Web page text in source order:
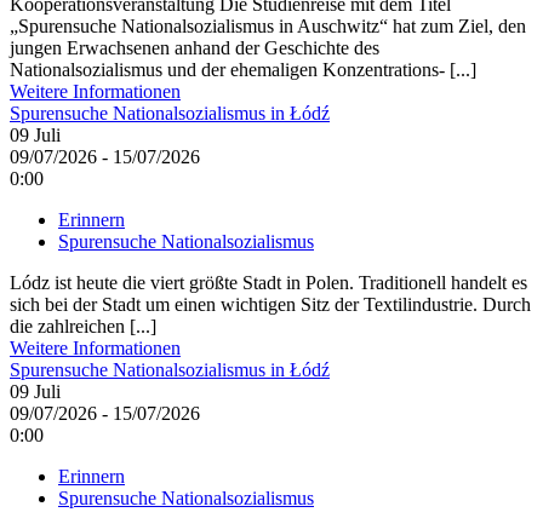
„Spurensuche Nationalsozialismus in Auschwitz“ hat zum Ziel, den
jungen Erwachsenen anhand der Geschichte des
Nationalsozialismus und der ehemaligen Konzentrations- [...]
Weitere Informationen
Spurensuche Nationalsozialismus in Łódź
09 Juli
09/07/2026 - 15/07/2026
0:00
Erinnern
Spurensuche Nationalsozialismus
Lódz ist heute die viert größte Stadt in Polen. Traditionell handelt es
sich bei der Stadt um einen wichtigen Sitz der Textilindustrie. Durch
die zahlreichen [...]
Weitere Informationen
Spurensuche Nationalsozialismus in Łódź
09 Juli
09/07/2026 - 15/07/2026
0:00
Erinnern
Spurensuche Nationalsozialismus